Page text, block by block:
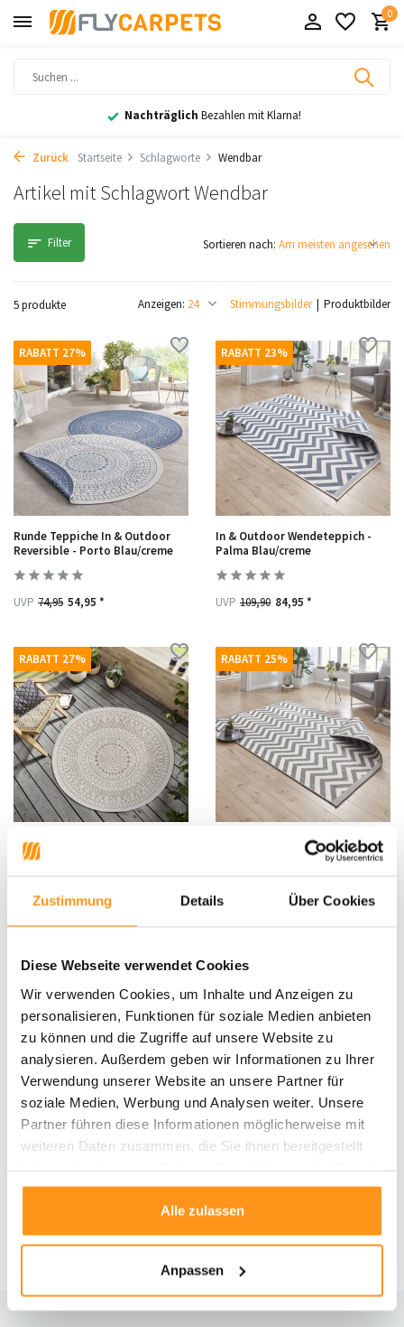
Zustimmung Details Über Cookies
Diese Webseite verwendet Cookies
Wir verwenden Cookies, um Inhalte und Anzeigen zu
personalisieren, Funktionen für soziale Medien anbieten
zu können und die Zugriffe auf unsere Website zu
analysieren. Außerdem geben wir Informationen zu Ihrer
Verwendung unserer Website an unsere Partner für
soziale Medien, Werbung und Analysen weiter. Unsere
Partner führen diese Informationen möglicherweise mit
weiteren Daten zusammen, die Sie ihnen bereitgestellt
gesammelt haben.
Alle zulassen
Anpassen
0
Nachträglich Bezahlen mit Klarna!
Zurück Startseite Schlagworte Wendbar
Artikel mit Schlagwort Wendbar
Filter
5 produkte Stimmungsbilder Produktbilder
Anzeigen:
Sortieren nach:
RABATT 27%
Runde Teppiche In & Outdoor
Reversible - Porto Blau/creme
UVP 74,95 54,95 *
RABATT 23%
In & Outdoor Wendeteppich -
Palma Blau/creme
UVP 109,90 84,95 *
RABATT 27%
Runde Teppiche In & Outdoor
Reversible - Porto Beige/crème
UVP 74,95 54,95 *
RABATT 25%
In & Outdoor Reversible - Palma
UVP 89,95 *
RABATT 27%
Runde Teppiche In & Outdoor